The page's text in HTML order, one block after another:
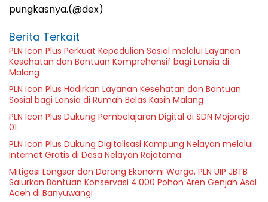
pungkasnya.(@dex)
Berita Terkait
PLN Icon Plus Perkuat Kepedulian Sosial melalui Layanan
Kesehatan dan Bantuan Komprehensif bagi Lansia di
Malang
PLN Icon Plus Hadirkan Layanan Kesehatan dan Bantuan
Sosial bagi Lansia di Rumah Belas Kasih Malang
PLN Icon Plus Dukung Pembelajaran Digital di SDN Mojorejo
01
PLN Icon Plus Dukung Digitalisasi Kampung Nelayan melalui
Internet Gratis di Desa Nelayan Rajatama
Mitigasi Longsor dan Dorong Ekonomi Warga, PLN UIP JBTB
Salurkan Bantuan Konservasi 4.000 Pohon Aren Genjah Asal
Aceh di Banyuwangi